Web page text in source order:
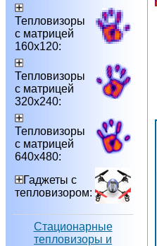
Тепловизоры
с матрицей
160х120:
Тепловизоры
с матрицей
320х240:
Тепловизоры
с матрицей
640х480:
Гаджеты с
тепловизором:
Стационарные
тепловизоры и